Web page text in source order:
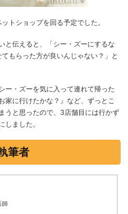
トショップを回る予定でした。
と伝えると、「シー・ズーにするな
もらった方が良いんじゃない？」と
ー・ズーを気に入って連れて帰った
家に行けたかな？』など、ずっとこ
うと思ったので、3店舗目には行かず
しました。
筆者
師